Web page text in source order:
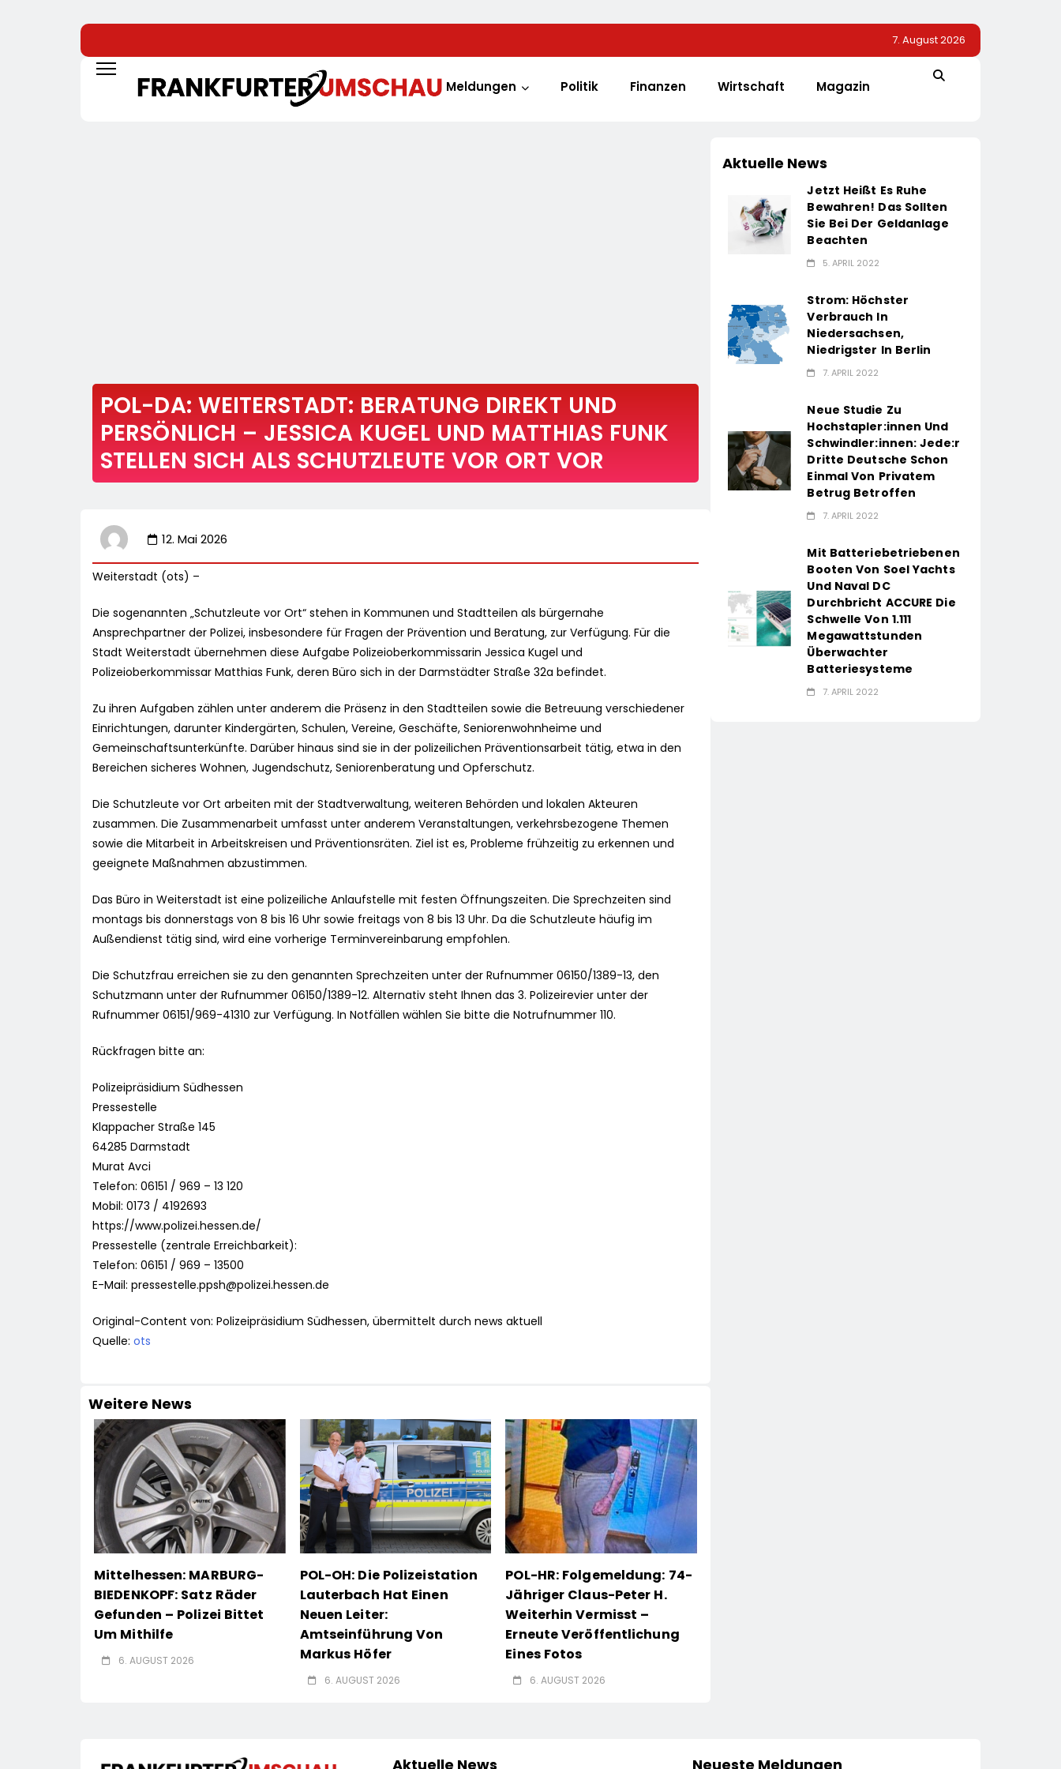
7. August 2026
Meldungen Politik Finanzen Wirtschaft Magazin
POL-DA: WEITERSTADT: BERATUNG DIREKT UND
PERSÖNLICH – JESSICA KUGEL UND MATTHIAS FUNK
STELLEN SICH ALS SCHUTZLEUTE VOR ORT VOR
12. Mai 2026
Weiterstadt (ots) –
Die sogenannten „Schutzleute vor Ort“ stehen in Kommunen und Stadtteilen als bürgernahe
Ansprechpartner der Polizei, insbesondere für Fragen der Prävention und Beratung, zur Verfügung. Für die
Stadt Weiterstadt übernehmen diese Aufgabe Polizeioberkommissarin Jessica Kugel und
Polizeioberkommissar Matthias Funk, deren Büro sich in der Darmstädter Straße 32a befindet.
Zu ihren Aufgaben zählen unter anderem die Präsenz in den Stadtteilen sowie die Betreuung verschiedener
Einrichtungen, darunter Kindergärten, Schulen, Vereine, Geschäfte, Seniorenwohnheime und
Gemeinschaftsunterkünfte. Darüber hinaus sind sie in der polizeilichen Präventionsarbeit tätig, etwa in den
Bereichen sicheres Wohnen, Jugendschutz, Seniorenberatung und Opferschutz.
Die Schutzleute vor Ort arbeiten mit der Stadtverwaltung, weiteren Behörden und lokalen Akteuren
zusammen. Die Zusammenarbeit umfasst unter anderem Veranstaltungen, verkehrsbezogene Themen
sowie die Mitarbeit in Arbeitskreisen und Präventionsräten. Ziel ist es, Probleme frühzeitig zu erkennen und
geeignete Maßnahmen abzustimmen.
Das Büro in Weiterstadt ist eine polizeiliche Anlaufstelle mit festen Öffnungszeiten. Die Sprechzeiten sind
montags bis donnerstags von 8 bis 16 Uhr sowie freitags von 8 bis 13 Uhr. Da die Schutzleute häufig im
Außendienst tätig sind, wird eine vorherige Terminvereinbarung empfohlen.
Die Schutzfrau erreichen sie zu den genannten Sprechzeiten unter der Rufnummer 06150/1389-13, den
Schutzmann unter der Rufnummer 06150/1389-12. Alternativ steht Ihnen das 3. Polizeirevier unter der
Rufnummer 06151/969-41310 zur Verfügung. In Notfällen wählen Sie bitte die Notrufnummer 110.
Rückfragen bitte an:
Polizeipräsidium Südhessen
Pressestelle
Klappacher Straße 145
64285 Darmstadt
Murat Avci
Telefon: 06151 / 969 – 13 120
Mobil: 0173 / 4192693
https://www.polizei.hessen.de/
Pressestelle (zentrale Erreichbarkeit):
Telefon: 06151 / 969 – 13500
E-Mail: pressestelle.ppsh@polizei.hessen.de
Original-Content von: Polizeipräsidium Südhessen, übermittelt durch news aktuell
Quelle: ots
Weitere News
Mittelhessen: MARBURG-
BIEDENKOPF: Satz Räder
Gefunden – Polizei Bittet
Um Mithilfe
6. AUGUST 2026
POL-OH: Die Polizeistation
Lauterbach Hat Einen
Neuen Leiter:
Amtseinführung Von
Markus Höfer
6. AUGUST 2026
POL-HR: Folgemeldung: 74-
Jähriger Claus-Peter H.
Weiterhin Vermisst –
Erneute Veröffentlichung
Eines Fotos
6. AUGUST 2026
Aktuelle News
Jetzt Heißt Es Ruhe
Bewahren! Das Sollten
Sie Bei Der Geldanlage
Beachten
5. APRIL 2022
Strom: Höchster
Verbrauch In
Niedersachsen,
Niedrigster In Berlin
7. APRIL 2022
Neue Studie Zu
Hochstapler:innen Und
Schwindler:innen: Jede:r
Dritte Deutsche Schon
Einmal Von Privatem
Betrug Betroffen
7. APRIL 2022
Mit Batteriebetriebenen
Booten Von Soel Yachts
Und Naval DC
Durchbricht ACCURE Die
Schwelle Von 1.111
Megawattstunden
Überwachter
Batteriesysteme
7. APRIL 2022
Aktuelle News Neueste Meldungen